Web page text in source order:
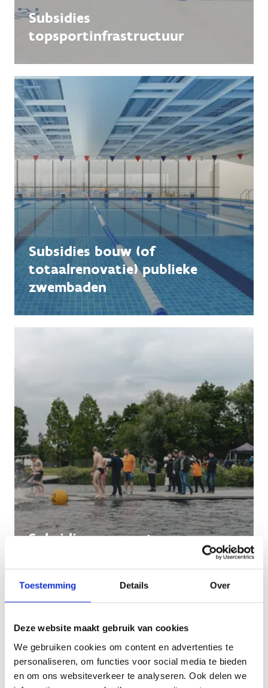
Toestemming Details Over
Deze website maakt gebruik van cookies
We gebruiken cookies om content en advertenties te
personaliseren, om functies voor social media te bieden
en om ons websiteverkeer te analyseren. Ook delen we
Subsidies
topsportinfrastructuur
Subsidies bouw (of
totaalrenovatie) publieke
zwembaden
Subsidies openwaterzwemmen